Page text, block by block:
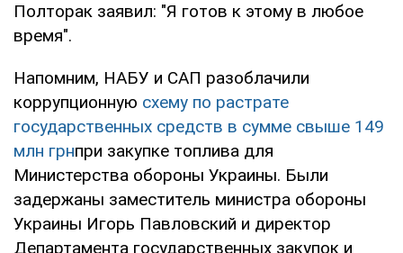
Полторак заявил: "Я готов к этому в любое
время".
Напомним, НАБУ и САП разоблачили
коррупционную схему по растрате
государственных средств в сумме свыше 149
млн грнпри закупке топлива для
Министерства обороны Украины. Были
задержаны заместитель министра обороны
Украины Игорь Павловский и директор
Департамента государственных закупок и